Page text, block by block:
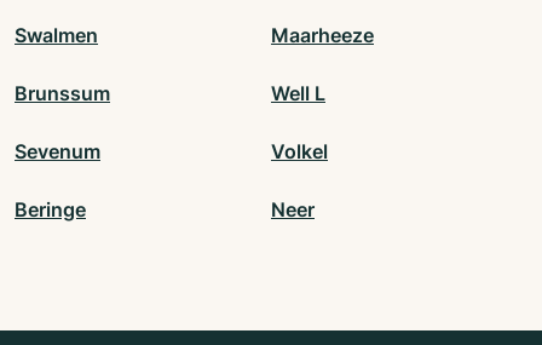
Swalmen Maarheeze
Brunssum Well L
Sevenum Volkel
Beringe Neer